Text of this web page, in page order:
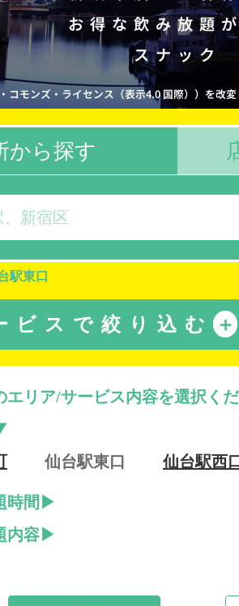
お得な飲み放題
スナック
コモンズ・ライセンス（表示4.0 国際））を
から探す
駅東口
ビスで絞り込む ＋
エリア/サービス内容を選択くだ
仙台駅東口 仙台駅西口
時間
内容